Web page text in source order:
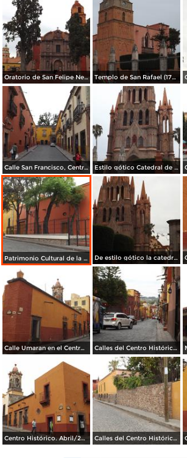
Oratorio de San Felipe Neri (1712). Abril/2014 Templo de San Rafael (1742). Abril/2014
Calle San Francisco, Centro Histórico. Abril/2014 Estilo gótico Catedral de San Miguel. Abril/2014
Patrimonio Cultural de la Humanidad. Abril/2014 De estilo gótico la catedral de San miguel. Abril/2014
Calle Umaran en el Centro Histórico. Abril/2014 Calles del Centro Histórico. Abril/2014
Centro Histórico. Abril/2014 Calles del Centro Histórico. Abril/2014